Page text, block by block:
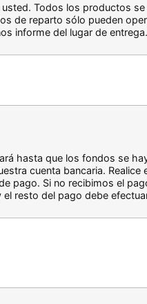
Todos los productos
de reparto sólo pueden
informe del lugar de entrega.
hasta que los fondos se
cuenta bancaria.
pago. Si no recibimos el
resto del pago debe